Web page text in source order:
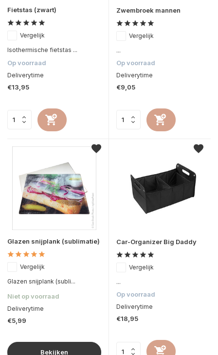
Fietstas (zwart)
Vergelijk
Isothermische fietstas ...
Op voorraad
Deliverytime
€13,95
Zwembroek mannen
Vergelijk
...
Op voorraad
Deliverytime
€9,05
Glazen snijplank (sublimatie)
Vergelijk
Glazen snijplank (subli...
Niet op voorraad
Deliverytime
€5,99
Bekijken
Car-Organizer Big Daddy
Vergelijk
...
Op voorraad
Deliverytime
€18,95